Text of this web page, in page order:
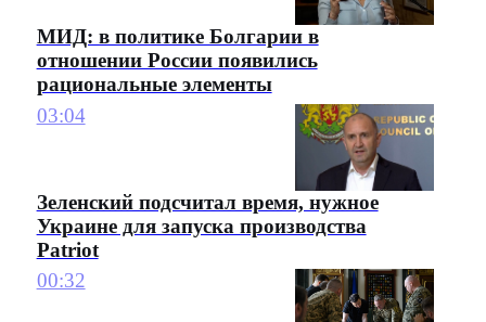
МИД: в политике Болгарии в
отношении России появились
рациональные элементы
03:04
Зеленский подсчитал время, нужное
Украине для запуска производства
Patriot
00:32